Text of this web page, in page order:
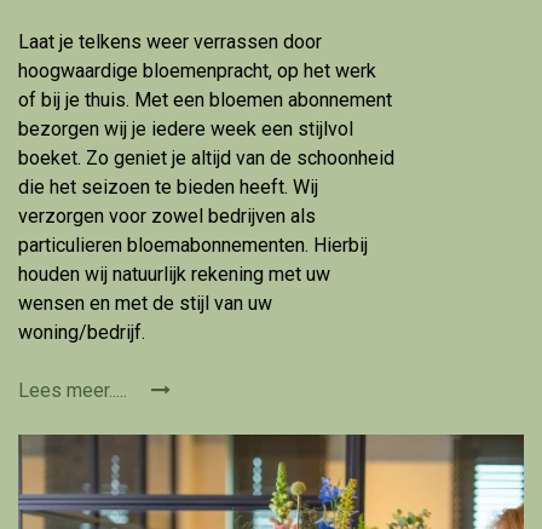
Laat je telkens weer verrassen door
hoogwaardige bloemenpracht, op het werk
of bij je thuis. Met een bloemen abonnement
bezorgen wij je iedere week een stijlvol
boeket. Zo geniet je altijd van de schoonheid
die het seizoen te bieden heeft. Wij
verzorgen voor zowel bedrijven als
particulieren bloemabonnementen. Hierbij
houden wij natuurlijk rekening met uw
wensen en met de stijl van uw
woning/bedrijf.
Lees meer.....